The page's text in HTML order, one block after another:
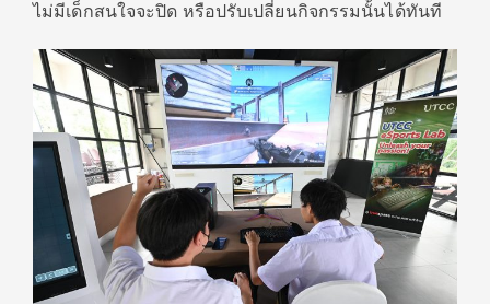
ไม่มีเด็กสนใจจะปิด หรือปรับเปลี่ยนกิจกรรมนั้นได้ทันที